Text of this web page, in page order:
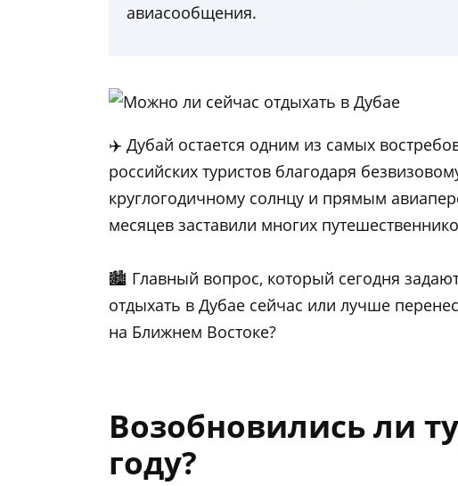
авиасообщения.
✈️ Дубай остается одним из самых
российских туристов благодаря
круглогодичному солнцу и прямым
месяцев заставили многих
🏙️ Главный вопрос, который сегодня
отдыхать в Дубае сейчас или лучше
на Ближнем Востоке?
Возобновились ли
году?